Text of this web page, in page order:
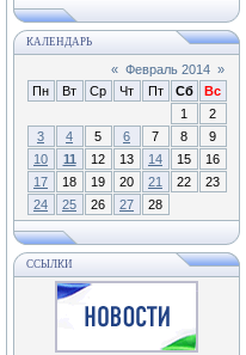
КАЛЕНДАРЬ
« Февраль 2014 »
Пн
Вт Ср Чт Пт Сб
Вс
1
2
3
4 5 6 7 8
9
10
11 12 13 14 15
16
17
18 19 20 21 22
23
24
25 26 27 28
ССЫЛКИ